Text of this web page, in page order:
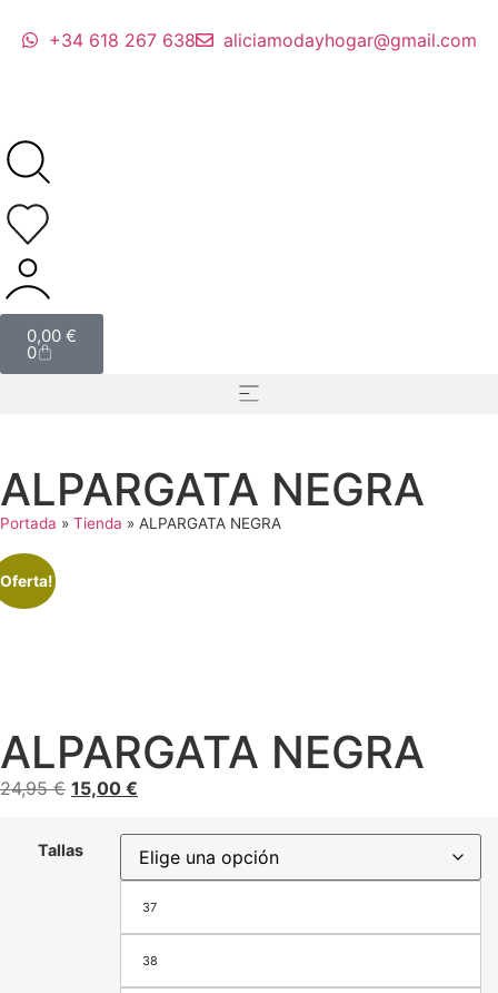
+34 618 267 638 aliciamodayhogar@gmail.com
0,00 €
0
ALPARGATA NEGRA
Portada » Tienda » ALPARGATA NEGRA
ALPARGATA NEGRA
24,95€ 15,00 €
Tallas
37
38